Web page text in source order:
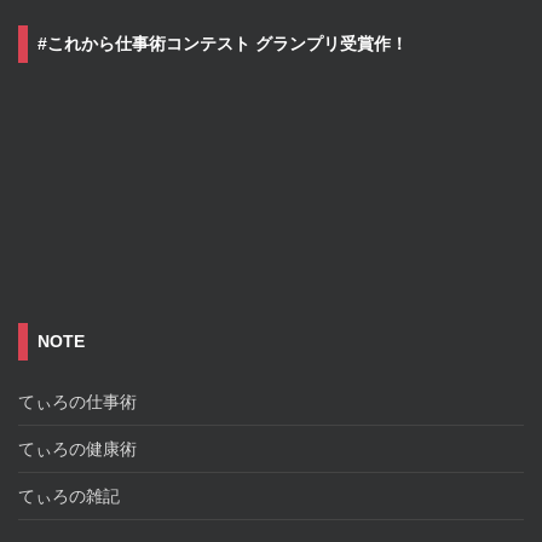
#これから仕事術コンテスト グランプリ受賞作！
NOTE
てぃろの仕事術
てぃろの健康術
てぃろの雑記